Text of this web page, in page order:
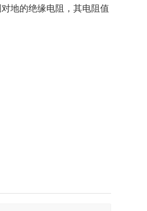
地的绝缘电阻，其电阻值